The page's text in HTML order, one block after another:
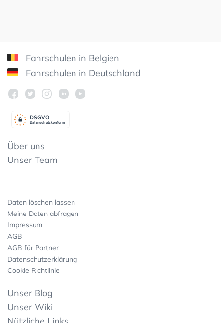
Fahrschulen in Belgien
Fahrschulen in Deutschland
Datenschutzkonform
DSGVO
Über uns
Unser Team
Daten löschen lassen
Meine Daten abfragen
Impressum
AGB
AGB für Partner
Datenschutzerklärung
Cookie Richtlinie
Unser Blog
Unser Wiki